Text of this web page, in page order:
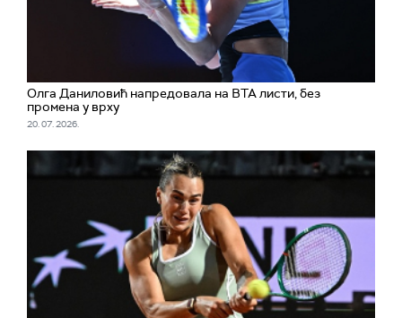
Олга Даниловић напредовала на ВТА листи, без
промена у врху
20. 07. 2026.